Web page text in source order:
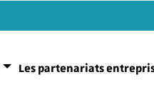
Les partenariats